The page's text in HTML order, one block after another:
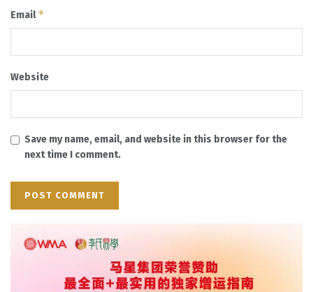
Email*
Website
Save my name, email, and website in this browser for the
next time I comment.